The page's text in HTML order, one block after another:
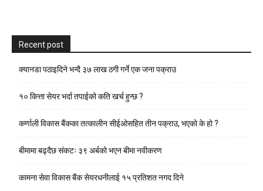
Recent post
क्यानडा पठाइदिने भन्दै ३७ लाख ठगी गर्ने एक जना पक्राउ
१० कित्ता सेयर भर्दा तपाईको कति खर्च हुन्छ ?
कर्णाली विकास बैंकका तत्कालीन सीईओसहित तीन पक्राउ, भएकाे के हाे ?
बीमामा बढ्दैछ संकटः ३९ अर्बको भएन बीमा नवीकरण
कामना सेवा विकास बैंक सेयरधनीलाई १५ प्रतिशत नगद दिने